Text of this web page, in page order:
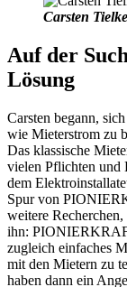
Carsten
Auf der
Lösung
Carsten begann,
wie Mieterstrom zu
Das klassische
vielen Pflichten und
dem
Spur von
weitere
ihn:
zugleich einfaches
mit den Mietern zu
haben dann ein